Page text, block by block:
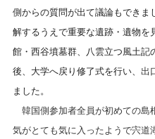
側からの質問が出て議論もできま
解するうえで重要な遺跡・遺物を
館・西谷墳墓群、八雲立つ風土
後、大学へ戻り修了式を行い、 出
ました。
韓国側参加者全員が初めての島
気がとても気に入ったようで宍